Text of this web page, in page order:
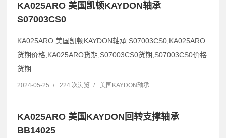
KA025ARO 美国凯顿KAYDON轴承
S07003CS0
KA025ARO 美国凯顿KAYDON轴承 S07003CS0;KA025ARO
货期价格;KA025ARO货期;S07003CS0货期;S07003CS0价格
货期...
2024-05-25 / 224 次浏览 / 美国KAYDON轴承
KA025ARO 美国KAYDON回转支撑轴承
BB14025